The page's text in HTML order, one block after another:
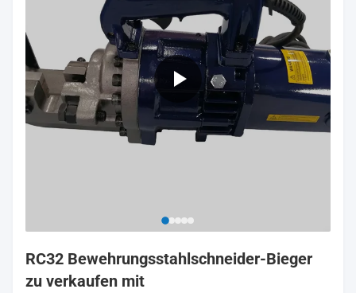
RC32 Bewehrungsstahlschneider-Bieger
zu verkaufen mit